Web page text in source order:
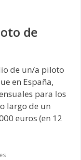
de
de un/a piloto
en España,
para los
largo de un
euros (en 12